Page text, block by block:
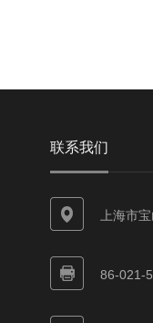
联系我们
上海市
86-021-